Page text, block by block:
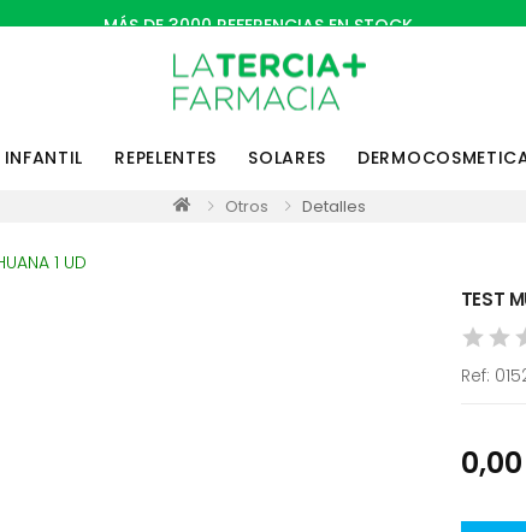
MÁS DE 3000 REFERENCIAS EN STOCK
INFANTIL REPELENTES SOLARES
Otros Detalles
TEST
Ref: